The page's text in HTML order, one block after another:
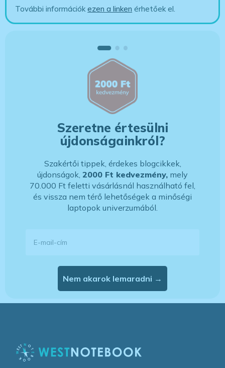
További információkezen a linken érhetőek el.
Szeretne értesülni
újdonságainkról?
Szakértői tippek, érdekes blogcikkek,
újdonságok, 2000 Ft kedvezmény, mely
70.000 Ft feletti vásárlásnál használható fel,
és vissza nem térő lehetőségek a minőségi
laptopok univerzumából.
Nem akarok lemaradni →